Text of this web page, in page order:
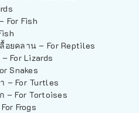
For Fish
อยคลาน – For Reptiles
For Lizards
Snakes
– For Turtles
– For Tortoises
Frogs